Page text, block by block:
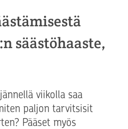
säästöhaaste,
viikolla saa
paljon tarvitsisit
Pääset myös